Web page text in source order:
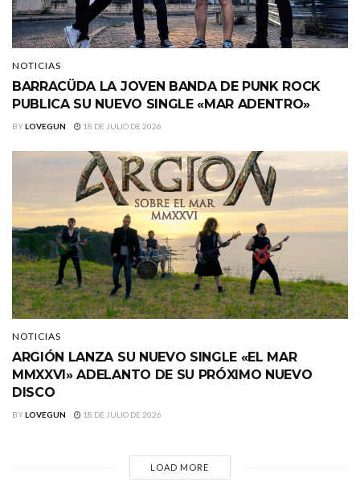
NOTICIAS
BARRACÜDA LA JOVEN BANDA DE PUNK ROCK
PUBLICA SU NUEVO SINGLE «MAR ADENTRO»
BYLOVEGUN 18 DE JULIO DE 2026
NOTICIAS
ARGIÓN LANZA SU NUEVO SINGLE «EL MAR
MMXXVI» ADELANTO DE SU PRÓXIMO NUEVO
DISCO
BYLOVEGUN 18 DE JULIO DE 2026
LOAD MORE